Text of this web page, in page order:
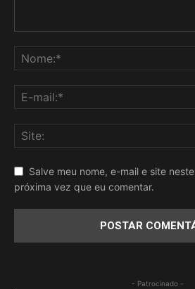
Salve meu nome, e-mail e site
próxima vez que eu comentar.
- Patrocinado -